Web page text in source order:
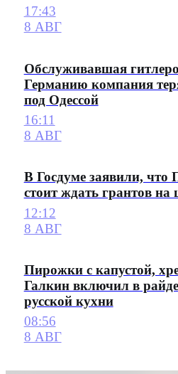
17:43
8 АВГ
Обслуживавшая
Германию компания
под Одессой
16:11
8 АВГ
В Госдуме заявили,
стоит ждать грантов на
12:12
8 АВГ
Пирожки с капустой,
Галкин включил в
русской кухни
08:56
8 АВГ